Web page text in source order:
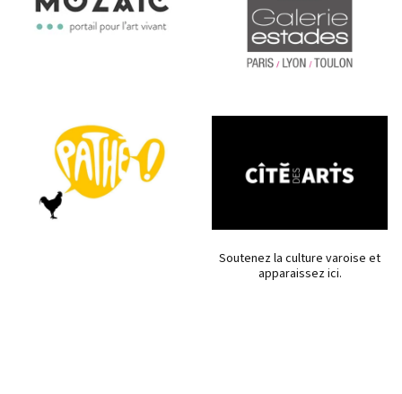
Soutenez la culture varoise et
apparaissez ici.